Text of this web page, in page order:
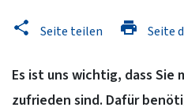
Seite teilen Seite
Es ist uns wichtig, dass
zufrieden sind. Dafür